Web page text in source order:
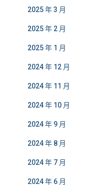
2025 年 3 月
2025 年 2 月
2025 年 1 月
2024 年 12 月
2024 年 11 月
2024 年 10 月
2024 年 9 月
2024 年 8 月
2024 年 7 月
2024 年 6 月